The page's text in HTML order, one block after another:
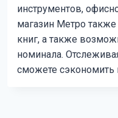
инструментов,
магазин Метро
книг, а также
номинала.
сможете сэкономить